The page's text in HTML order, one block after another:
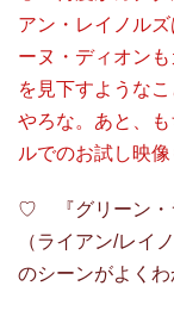
アン・レイノル
ーヌ・ディオン
を見下すような
やろな。あと、
ルでのお試し映像
♡ 『グリーン・
（ライアン/レイ
のシーンがよくわ